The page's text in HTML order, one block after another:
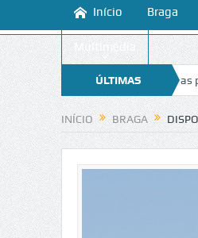
Início Braga
Multimédia
ÚLTIMAS
NOTÍCIAS
a conhecer e proteger as praias
INÍCIO BRAGA